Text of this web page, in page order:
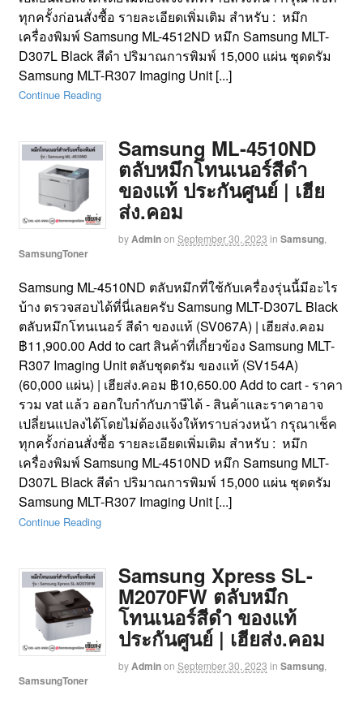
ทุกครั้งก่อนสั่งซื้อ รายละเอียดเพิ่มเติม สำหรับ : หมึก
เครื่องพิมพ์ Samsung ML-4512ND หมึก Samsung MLT-
D307L Black สีดำ ปริมาณการพิมพ์ 15,000 แผ่น ชุดดรัม
Samsung MLT-R307 Imaging Unit [...]
Continue Reading
Samsung ML-4510ND
ตลับหมึกโทนเนอร์สีดำ
ของแท้ ประกันศูนย์ | เฮีย
ส่ง.คอม
byAdminon September 30, 2023 in Samsung,
SamsungToner
Samsung ML-4510ND ตลับหมึกที่ใช้กับเครื่องรุ่นนี้มีอะไร
บ้าง ตรวจสอบได้ที่นี่เลยครับ Samsung MLT-D307L Black
ตลับหมึกโทนเนอร์ สีดำ ของแท้ (SV067A) | เฮียส่ง.คอม
฿11,900.00 Add to cart สินค้าที่เกี่ยวข้อง Samsung MLT-
R307 Imaging Unit ตลับชุดดรัม ของแท้ (SV154A)
(60,000 แผ่น) | เฮียส่ง.คอม ฿10,650.00 Add to cart - ราคา
รวม vat แล้ว ออกใบกำกับภาษีได้ - สินค้าและราคาอาจ
เปลี่ยนแปลงได้โดยไม่ต้องแจ้งให้ทราบล่วงหน้า กรุณาเช็ค
ทุกครั้งก่อนสั่งซื้อ รายละเอียดเพิ่มเติม สำหรับ : หมึก
เครื่องพิมพ์ Samsung ML-4510ND หมึก Samsung MLT-
D307L Black สีดำ ปริมาณการพิมพ์ 15,000 แผ่น ชุดดรัม
Samsung MLT-R307 Imaging Unit [...]
Continue Reading
Samsung Xpress SL-
M2070FW ตลับหมึก
โทนเนอร์สีดำ ของแท้
ประกันศูนย์ | เฮียส่ง.คอม
byAdminon September 30, 2023 in Samsung,
SamsungToner